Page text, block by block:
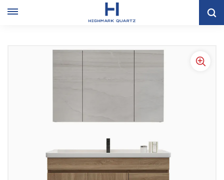
Combinación Moderna De Gabinete De Baño Con Piso De Veta
De Madera